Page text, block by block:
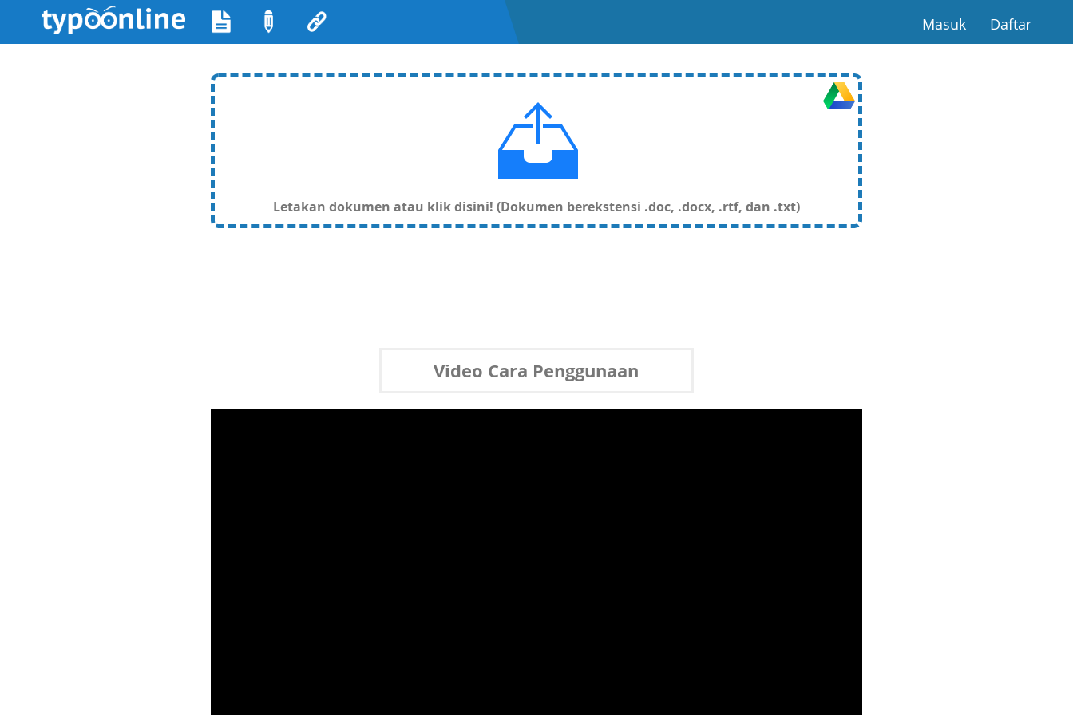
Masuk(current)
Daftar
Letakan dokumen atau klik disini! (Dokumen berekstensi .doc, .docx, .rtf, dan .txt)
Video Cara Penggunaan